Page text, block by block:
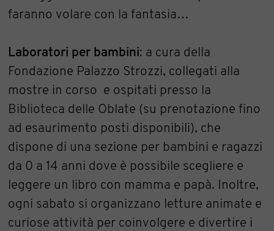
faranno volare con la fantasia…
Laboratori per bambini: a cura della
Fondazione Palazzo Strozzi, collegati alla
mostre in corso e ospitati presso la
Biblioteca delle Oblate (su prenotazione fino
ad esaurimento posti disponibili), che
dispone di una sezione per bambini e ragazzi
da 0 a 14 anni dove è possibile scegliere e
leggere un libro con mamma e papà. Inoltre,
ogni sabato si organizzano letture animate e
curiose attività per coinvolgere e divertire i